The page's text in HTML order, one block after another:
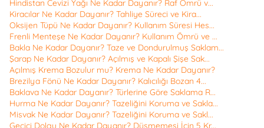
Hindistan Cevizi Yağı Ne Kadar Dayanır? Raf Ömrü v...
Kiracılar Ne Kadar Dayanır? Tahliye Süreci ve Kira...
Oksijen Tüpü Ne Kadar Dayanır? Kullanım Süresi Hes...
Frenli Menteşe Ne Kadar Dayanır? Kullanım Ömrü ve ...
Bakla Ne Kadar Dayanır? Taze ve Dondurulmuş Saklam...
Şarap Ne Kadar Dayanır? Açılmış ve Kapalı Şişe Sak...
Açılmış Krema Bozulur mu? Krema Ne Kadar Dayanır?
Brezilya Fönü Ne Kadar Dayanır? Kalıcılığı Bozan 4...
Baklava Ne Kadar Dayanır? Türlerine Göre Saklama R...
Hurma Ne Kadar Dayanır? Tazeliğini Koruma ve Sakla...
Misvak Ne Kadar Dayanır? Tazeliğini Koruma ve Sakl...
Geçici Dolgu Ne Kadar Dayanır? Düşmemesi İçin 5 Kr...